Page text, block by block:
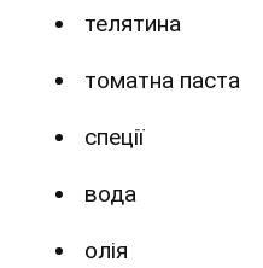
телятина
томатна паста
спеції
вода
олія